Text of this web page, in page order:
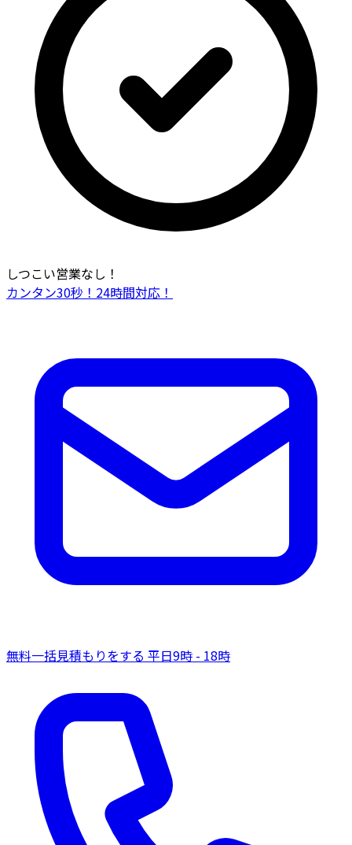
しつこい営業なし！
カンタン30秒！24時間対応！
無料一括見積もりをする 平日9時 - 18時